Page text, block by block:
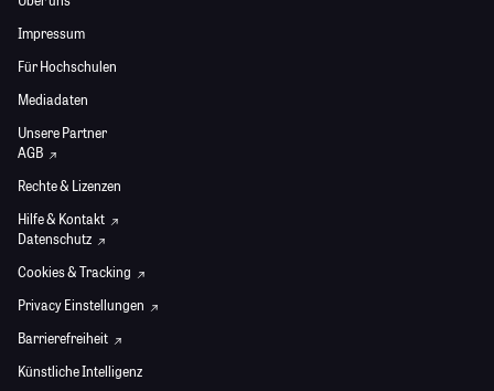
Impressum
Für Hochschulen
Mediadaten
Unsere Partner
AGB
Rechte & Lizenzen
Hilfe & Kontakt
Datenschutz
Cookies & Tracking
Privacy Einstellungen
Barrierefreiheit
Künstliche Intelligenz